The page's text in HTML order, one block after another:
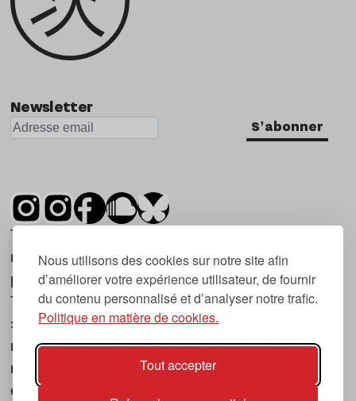
Nous utilisons des cookies sur notre site afin
d’améliorer votre expérience utilisateur, de fournir
du contenu personnalisé et d’analyser notre trafic.
Politique en matière de cookies.
Tout accepter
Newsletter
S'abonner
Tsugi est un mensuel indépendant sur la
musique et les nouvelles tendances, dont la
première parution date de 2007.
Tsugi en japonais signifie « prochain », « suivant
», ce qui correspond à la thématique du
magazine, à l’affût des nouvelles tendances
musicales, qu’elles viennent de la musique
électronique, du rock ou du hip hop, et des